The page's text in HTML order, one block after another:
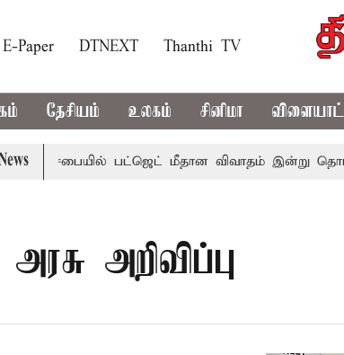
E-Paper DTNEXT Thanthi TV
தேசியம் உலகம் சினிமா
சட்டசபையில் பட்ஜெட் மீதான விவாதம் இன்று
அறிவிப்பு